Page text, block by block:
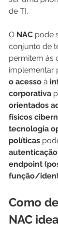
de TI.
O NAC pode
conjunto de
permitem às
implementar
o acesso à
corporativa
orientados
físicos
tecnologia
políticas
autenticação
endpoint
função/
Como
NAC